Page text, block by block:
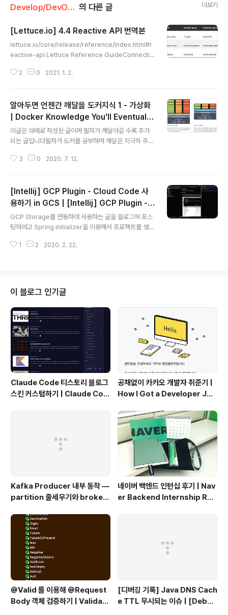
Develop/DevOps 의 다른 글 더보기
[Lettuce.io] 4.4 Reactive API 번역본
lettuce.io/core/release/reference/index.html#r
eactive-api Lettuce Reference GuideConnectio
quire a specification of the connection details. T
disURI. You have following possibilities to creat
e a Rlettuce.io이 챕터의 목표 : Reacitve Stream 패
턴의 이해와 reactive applica..
2 0 2021. 1. 2.
알아두면 언젠간 깨달을 도커지식 1 - 가상화
| Docker Knowledge You'll Eventually
Appreciate 1 - Virtualization
이글은 야매로 작성된 글이며 필자가 깨달아갈 수록 추가
되는 글입니다필자가 도커를 공부하며 깨달은 지극히 주관
니다!그리고 항상 도커의 길로 인도해주는 영우찡 감사여!
기반의 가상화를 사용할 경우에는 내 서버 위에 host OS
를 설치하고, 사용할 만큼만 자원을 분할하여 가상머신을
생성한 후에 그 위에 Guest OS를 설치하여 그 위에서 어
플리케이션을 사용한다.하지만 하이퍼바이저 기반 가상화
의 경우엔 vm마다 자원을 따로따로 분리해서 사용을하는
데, 중복된 자원이 있을 경우엔 사실 불필요한 용량(자원)
3 0 2020. 7. 12.
[Intellij] GCP Plugin - Cloud Code 사
용하기 in GCS | [Intellij] GCP Plugin -
Using Cloud Code in GCS
GCP Storage를 연동하여 사용하는 글을 블로그에 포스
팅하려고 Spring initializer을 이용해서 프로젝트를 생성
은 dependency로 새로운 프로젝트를 설정하니, Cloud
j에서 디버깅할 수 있다. 특히 Stackdriver Debugger
를 사용하면 Stackdriver Debugger를 사용하면 Com
pute Engine과 App Engine 표준 환경 및 가변형 환경
모두에 배포된 자바 애플리케이션을 디버깅할 수 있다. 또
한 App Engin..
1 2 2020. 2. 22.
이 블로그 인기글
Claude Code 티스토리 블로그
스킨 커스텀하기 | Claude Cod
공채없이 카카오 개발자 취준기 |
How I Got a Developer Job
cruitment
Kafka Producer 내부 동작 —
partition 줄세우기와 broker
네이버 백엔드 인턴십 후기 | Nav
er Backend Internship Rev
@Valid 를 이용해 @Request
Body 객체 검증하기 | Validati
[디버깅 기록] Java DNS Cach
e TTL 무시되는 이슈 | [Debug